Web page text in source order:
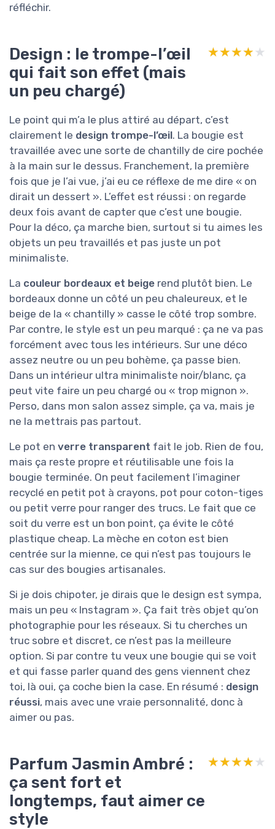
réfléchir.
Design : le trompe-l’œil
qui fait son effet (mais
un peu chargé)
★★★★★
★★★★★
Le point qui m’a le plus attiré au départ, c’est
clairement le design trompe-l’œil. La bougie est
travaillée avec une sorte de chantilly de cire pochée
à la main sur le dessus. Franchement, la première
fois que je l’ai vue, j’ai eu ce réflexe de me dire « on
dirait un dessert ». L’effet est réussi : on regarde
deux fois avant de capter que c’est une bougie.
Pour la déco, ça marche bien, surtout si tu aimes les
objets un peu travaillés et pas juste un pot
minimaliste.
La couleur bordeaux et beige rend plutôt bien. Le
bordeaux donne un côté un peu chaleureux, et le
beige de la « chantilly » casse le côté trop sombre.
Par contre, le style est un peu marqué : ça ne va pas
forcément avec tous les intérieurs. Sur une déco
assez neutre ou un peu bohème, ça passe bien.
Dans un intérieur ultra minimaliste noir/blanc, ça
peut vite faire un peu chargé ou « trop mignon ».
Perso, dans mon salon assez simple, ça va, mais je
ne la mettrais pas partout.
Le pot en verre transparent fait le job. Rien de fou,
mais ça reste propre et réutilisable une fois la
bougie terminée. On peut facilement l’imaginer
recyclé en petit pot à crayons, pot pour coton-tiges
ou petit verre pour ranger des trucs. Le fait que ce
soit du verre est un bon point, ça évite le côté
plastique cheap. La mèche en coton est bien
centrée sur la mienne, ce qui n’est pas toujours le
cas sur des bougies artisanales.
Si je dois chipoter, je dirais que le design est sympa,
mais un peu « Instagram ». Ça fait très objet qu’on
photographie pour les réseaux. Si tu cherches un
truc sobre et discret, ce n’est pas la meilleure
option. Si par contre tu veux une bougie qui se voit
et qui fasse parler quand des gens viennent chez
toi, là oui, ça coche bien la case. En résumé : design
réussi, mais avec une vraie personnalité, donc à
aimer ou pas.
Parfum Jasmin Ambré :
ça sent fort et
longtemps, faut aimer ce
style
★★★★★
★★★★★